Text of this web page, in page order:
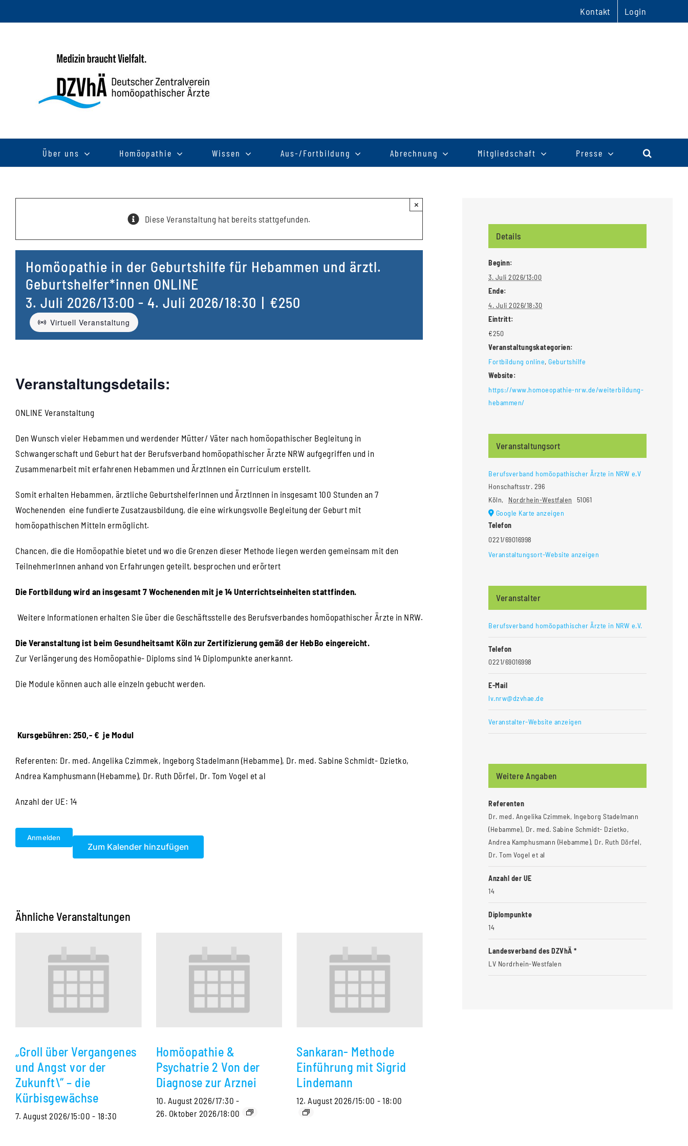
Inhalt
Kontakt Login
Über uns Homöopathie Wissen Aus-/Fortbildung Abrechnung Mitgliedschaft Presse
Diese Veranstaltung hat bereits stattgefunden.
×
Homöopathie in der Geburtshilfe für Hebammen und ärztl.
Geburtshelfer*innen ONLINE
3. Juli 2026/13:00 - 4. Juli 2026/18:30
Virtuell Veranstaltung
| €250
Veranstaltungsdetails:
ONLINE Veranstaltung
Den Wunsch vieler Hebammen und werdender Mütter/ Väter nach homöopathischer Begleitung in
Schwangerschaft und Geburt hat der Berufsverband homöopathischer Ärzte NRW aufgegriffen und in
Zusammenarbeit mit erfahrenen Hebammen und ÄrztInnen ein Curriculum erstellt.
Somit erhalten Hebammen, ärztliche GeburtshelferInnen und ÄrztInnen in insgesamt 100 Stunden an 7
Wochenenden eine fundierte Zusatzausbildung, die eine wirkungsvolle Begleitung der Geburt mit
homöopathischen Mitteln ermöglicht.
Chancen, die die Homöopathie bietet und wo die Grenzen dieser Methode liegen werden gemeinsam mit den
TeilnehmerInnen anhand von Erfahrungen geteilt, besprochen und erörtert
Die Fortbildung wird an insgesamt 7 Wochenenden mit je 14 Unterrichtseinheiten stattfinden.
Weitere Informationen erhalten Sie über die Geschäftsstelle des Berufsverbandes homöopathischer Ärzte in NRW.
Die Veranstaltung ist beim Gesundheitsamt Köln zur Zertifizierung gemäß der HebBo eingereicht.
Zur Verlängerung des Homöopathie- Diploms sind 14 Diplompunkte anerkannt.
Die Module können auch alle einzeln gebucht werden.
Kursgebühren: 250,- € je Modul
Referenten: Dr. med. Angelika Czimmek, Ingeborg Stadelmann (Hebamme), Dr. med. Sabine Schmidt- Dzietko,
Andrea Kamphusmann (Hebamme), Dr. Ruth Dörfel, Dr. Tom Vogel et al
Anzahl der UE: 14
Anmelden
Zum Kalender hinzufügen
Ähnliche Veranstaltungen
„Groll über Vergangenes
und Angst vor der
Zukunft\“ – die
Kürbisgewächse
7. August 2026/15:00 - 18:30
Homöopathie &
Psychatrie 2 Von der
Diagnose zur Arznei
10. August 2026/17:30 -
26. Oktober 2026/18:00
Sankaran- Methode
Einführung mit Sigrid
Lindemann
12. August 2026/15:00 - 18:00
Details
Beginn:
3. Juli 2026/13:00
Ende:
4. Juli 2026/18:30
Eintritt:
€250
Veranstaltungskategorien:
Fortbildung online,Geburtshilfe
Website:
https://www.homoeopathie-nrw.de/weiterbildung-
hebammen/
Veranstaltungsort
Berufsverband homöopathischer Ärzte in NRW e.V
Honschaftsstr. 296
Köln, Nordrhein-Westfalen
51061
Google Karte anzeigen
Telefon
0221/69016998
Veranstaltungsort-Website anzeigen
Veranstalter
Berufsverband homöopathischer Ärzte in NRW e.V.
Telefon
0221/69016998
E-Mail
lv.nrw@dzvhae.de
Veranstalter-Website anzeigen
Weitere Angaben
Referenten
Dr. med. Angelika Czimmek, Ingeborg Stadelmann
(Hebamme), Dr. med. Sabine Schmidt- Dzietko,
Andrea Kamphusmann (Hebamme), Dr. Ruth Dörfel,
Dr. Tom Vogel et al
Anzahl der UE
14
Diplompunkte
14
Landesverband des DZVhÄ *
LV Nordrhein-Westfalen